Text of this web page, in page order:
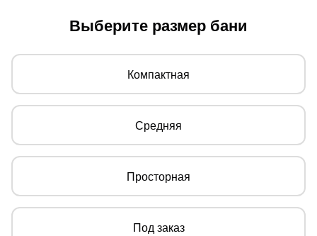
Выберите размер бани
Компактная
Средняя
Просторная
Под заказ